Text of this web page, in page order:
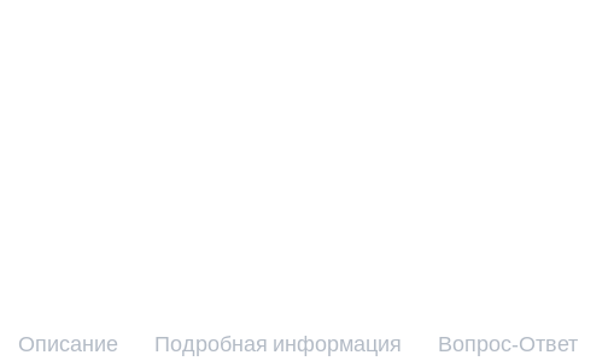
Описание Подробная информация Вопрос-Ответ